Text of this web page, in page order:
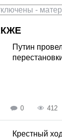
-
Путин
0 412
Крестный